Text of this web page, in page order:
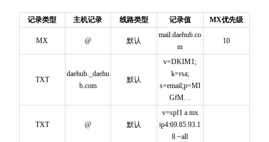
记录类型 主机记录 线路类型 记录值 MX优先级
MX @ 默认
mail.daehub.co
m
10
TXT
daehub._daehu
b.com
默认
v=DKIM1;
k=rsa;
s=email;p=MI
GfM…
TXT @ 默认
v=spf1 a mx
ip4:69.85.93.1
8 ~all